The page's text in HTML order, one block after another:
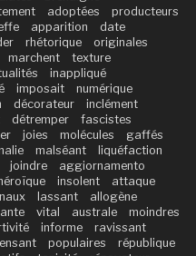
adoptées
producteurs
apparition
date
rhétorique
originales
marchent
texture
inappliqué
imposait
numérique
décorateur
inclément
détremper
fascistes
joies molécules
gaffés
malséant
liquéfaction
joindre
aggiornamento
héroïque insolent
attaque
lassant
allogène
vital australe
moindres
informe
ravissant
populaires
république